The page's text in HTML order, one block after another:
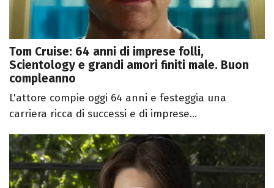
Tom Cruise: 64 anni di imprese folli,
Scientology e grandi amori finiti male. Buon
compleanno
L'attore compie oggi 64 anni e festeggia una
carriera ricca di successi e di imprese...